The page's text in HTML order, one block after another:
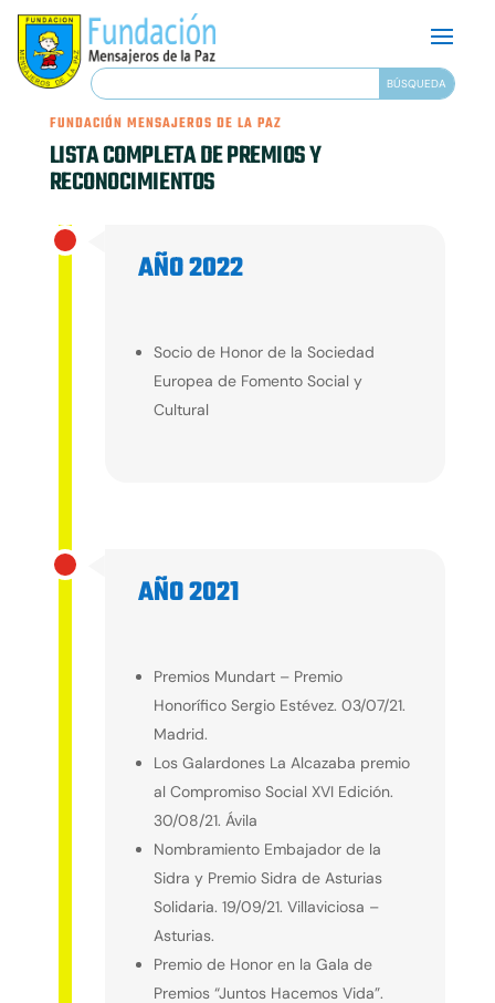
FUNDACIÓN MENSAJEROS DE LA PAZ
LISTA COMPLETA DE PREMIOS Y
RECONOCIMIENTOS
AÑO 2022
Socio de Honor de la Sociedad
Europea de Fomento Social y
Cultural
AÑO 2021
Premios Mundart – Premio
Honorífico Sergio Estévez. 03/07/21.
Madrid.
Los Galardones La Alcazaba premio
al Compromiso Social XVI Edición.
30/08/21. Ávila
Nombramiento Embajador de la
Sidra y Premio Sidra de Asturias
Solidaria. 19/09/21. Villaviciosa –
Asturias.
Premio de Honor en la Gala de
Premios “Juntos Hacemos Vida”.